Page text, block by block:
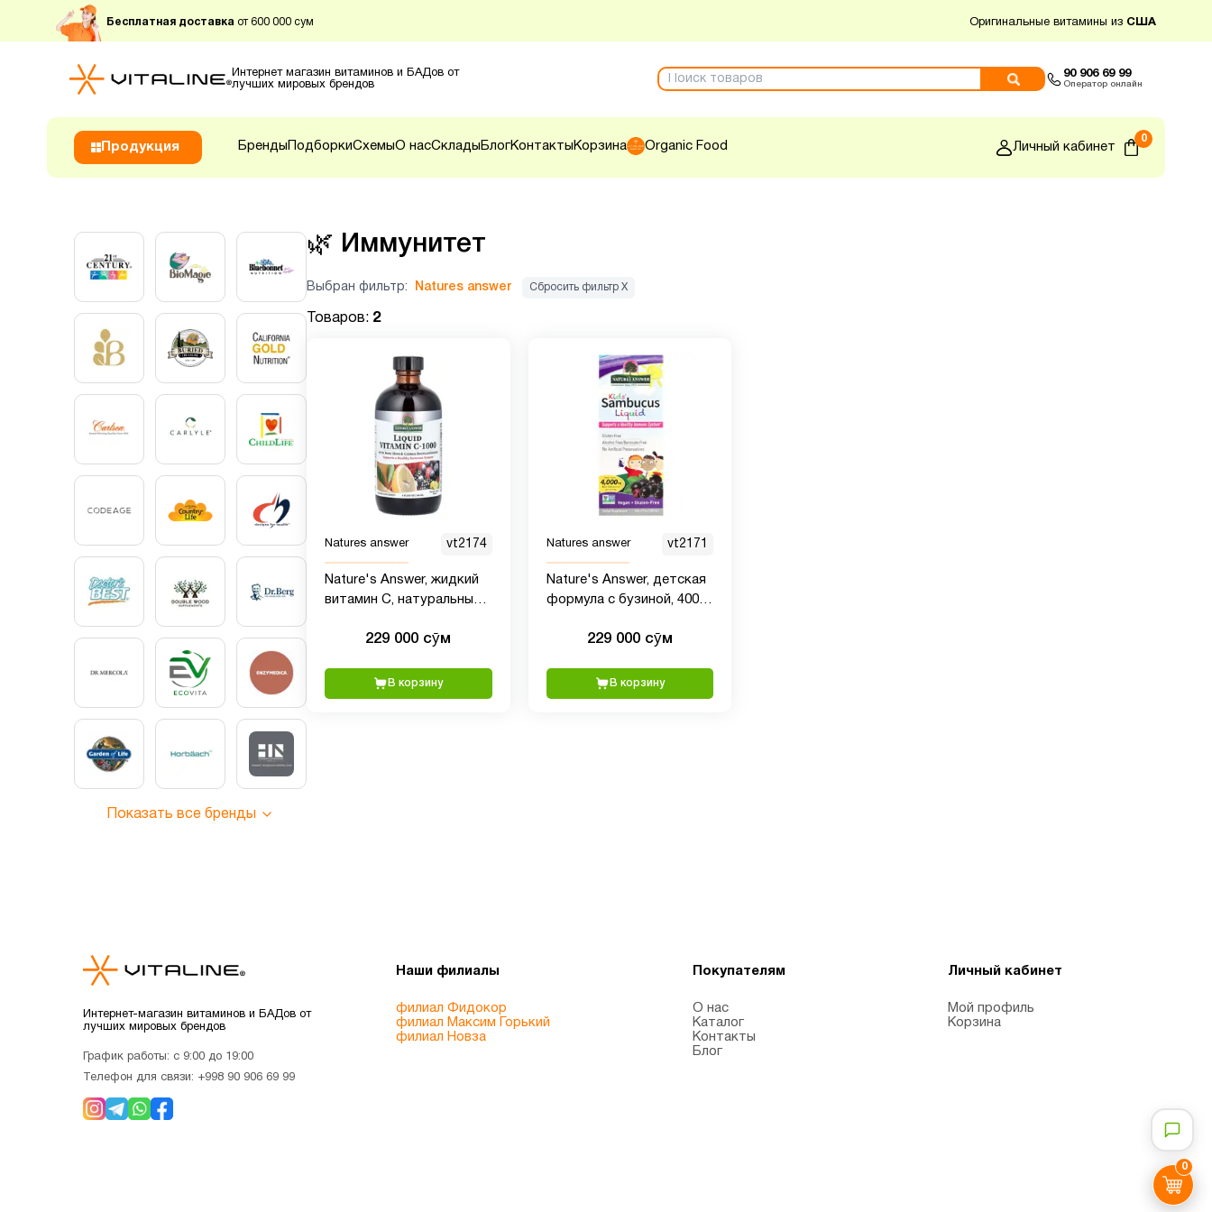
Бесплатная доставка от 600 000 сум Оригинальные витамины из США
Интернет магазин витаминов и БАДов от
лучших мировых брендов
90 906 69 99
Оператор онлайн
Продукция Бренды ПодборкиСхемыО насСклады БлогКонтакты Корзина Organic Food Личный кабинет
0
0
Показать все бренды
🌿 Иммунитет
Выбран фильтр: Natures answer Сбросить фильтр Х
Товаров: 2
Natures answer vt2174
Nature's Answer, жидкий
витамин C, натуральный
жидк. унций)229 000 сӯм
В корзину
Natures answer vt2171
Nature's Answer, детская
формула с бузиной, 4000
229 000 сӯм
В корзину
Интернет-магазин витаминов и БАДов от
лучших мировых брендов
График работы: с 9:00 до 19:00
Телефон для связи: +998 90 906 69 99
Наши филиалы
филиал Фидокор
филиал Максим Горький
филиал Новза
Покупателям
О нас
Каталог
Контакты
Блог
Личный кабинет
Мой профиль
Корзина